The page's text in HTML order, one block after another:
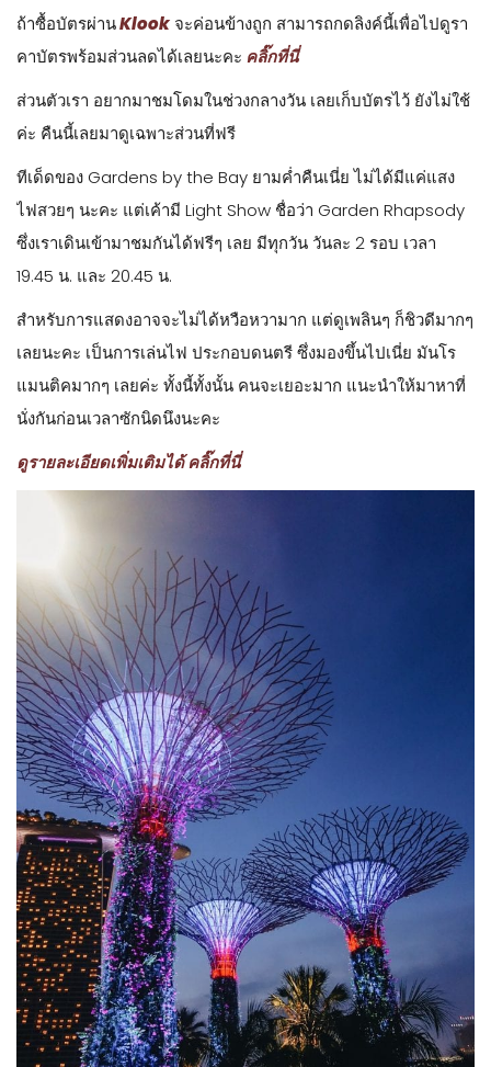
ถ้าซื้อบัตรผ่านKlook จะค่อนข้างถูก สามารถกดลิงค์นี้เพื่อไปดูรา
คาบัตรพร้อมส่วนลดได้เลยนะคะ คลิ๊กที่นี่
ส่วนตัวเรา อยากมาชมโดมในช่วงกลางวัน เลยเก็บบัตรไว้ ยังไม่ใช้
ค่ะ คืนนี้เลยมาดูเฉพาะส่วนที่ฟรี
ทีเด็ดของ Gardens by the Bay ยามค่ำคืนเนี่ย ไม่ได้มีแค่แสง
ไฟสวยๆ นะคะ แต่เค้ามี Light Show ชื่อว่า Garden Rhapsody
ซึ่งเราเดินเข้ามาชมกันได้ฟรีๆ เลย มีทุกวัน วันละ 2 รอบ เวลา
19.45 น. และ 20.45 น.
สำหรับการแสดงอาจจะไม่ได้หวือหวามาก แต่ดูเพลินๆ ก็ชิวดีมากๆ
เลยนะคะ เป็นการเล่นไฟ ประกอบดนตรี ซึ่งมองขึ้นไปเนี่ย มันโร
แมนติคมากๆ เลยค่ะ ทั้งนี้ทั้งนั้น คนจะเยอะมาก แนะนำให้มาหาที่
นั่งกันก่อนเวลาซักนิดนึงนะคะ
ดูรายละเอียดเพิ่มเติมได้ คลิ๊กที่นี่